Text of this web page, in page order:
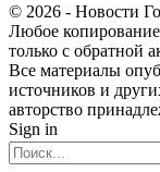
© 2026 - Новости
Любое копирование
только с обратной
Все материалы
источников и
авторство
Sign in